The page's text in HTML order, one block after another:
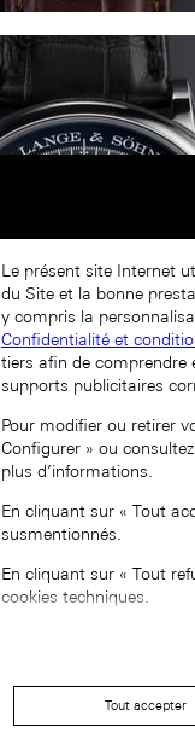
Le présent site Internet
du Site et la bonne
y compris la
Confidentialité et
tiers afin de comprendre
supports publicitaires
Pour modifier ou retirer
Configurer » ou
plus d’informations.
En cliquant sur « Tout
susmentionnés.
En cliquant sur « Tout
cookies techniques.
Tout accepter